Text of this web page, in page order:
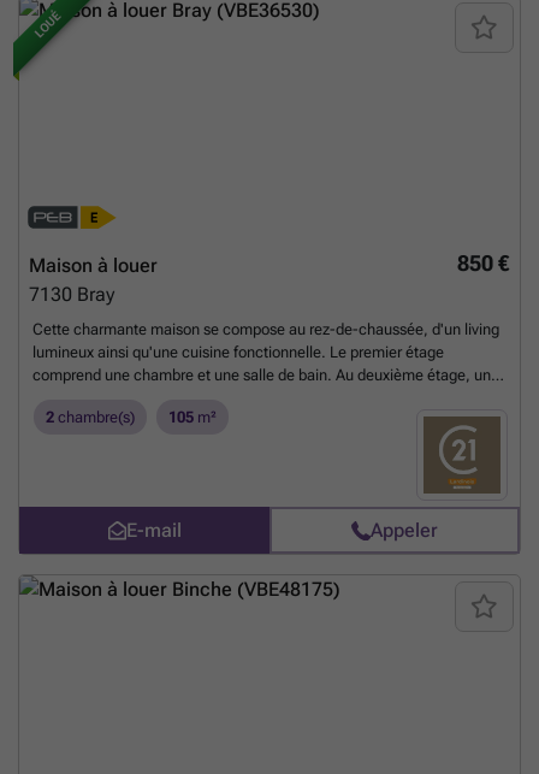
sélectionner le candidat de leur choix.
En savoir plus ?
LOUÉ
850 €
Maison à louer
7130 Bray
Cette charmante maison se compose au rez-de-chaussée, d'un living
lumineux ainsi qu'une cuisine fonctionnelle. Le premier étage
comprend une chambre et une salle de bain. Au deuxième étage, une
de rangement appréciable. A l'extérieur, vous profitez d'un agréable
jardin avec accès par l'arrière, un véritable atout. Des travaux
d'isolation ont été programmés par le propriétaire afin d'améliorer le
2 chambre(s) 105 m²
E-mail Appeler